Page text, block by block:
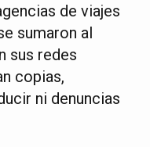
de viajes
sumaron al
sus redes
copias,
ni denuncias